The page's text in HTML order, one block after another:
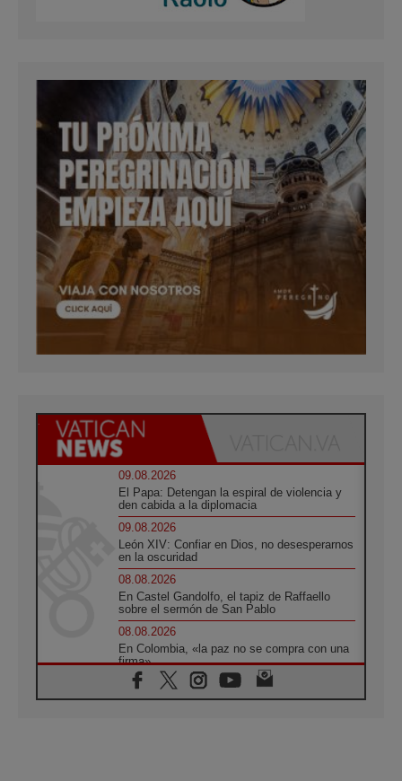
09.08.2026
El Papa: Detengan la espiral de violencia y
den cabida a la diplomacia
09.08.2026
León XIV: Confiar en Dios, no desesperarnos
en la oscuridad
08.08.2026
En Castel Gandolfo, el tapiz de Raffaello
sobre el sermón de San Pablo
08.08.2026
En Colombia, «la paz no se compra con una
firma»
08.08.2026
En Venezuela celebraron los 416 años del